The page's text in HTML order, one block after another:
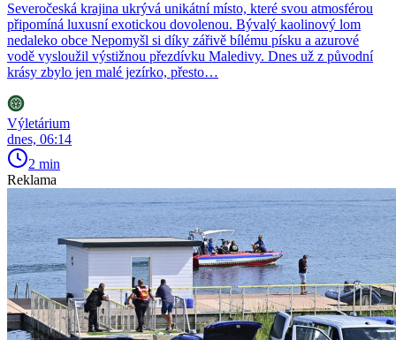
Severočeská krajina ukrývá unikátní místo, které svou atmosférou
připomíná luxusní exotickou dovolenou. Bývalý kaolinový lom
nedaleko obce Nepomyšl si díky zářivě bílému písku a azurové
vodě vysloužil výstižnou přezdívku Maledivy. Dnes už z původní
krásy zbylo jen malé jezírko, přesto…
Výletárium
dnes, 06:14
2 min
Reklama